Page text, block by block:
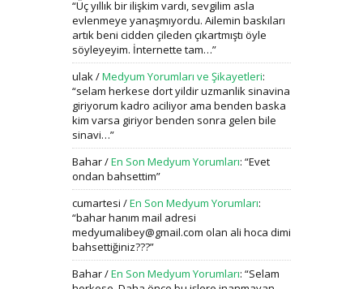
“Üç yıllık bir ilişkim vardı, sevgilim asla
evlenmeye yanaşmıyordu. Ailemin baskıları
artık beni cidden çileden çıkartmıştı öyle
söyleyeyim. İnternette tam…”
ulak/Medyum Yorumları ve Şikayetleri:
“selam herkese dort yildir uzmanlik sinavina
giriyorum kadro aciliyor ama benden baska
kim varsa giriyor benden sonra gelen bile
sinavi…”
Bahar/En Son Medyum Yorumları: “Evet
ondan bahsettim”
cumartesi /En Son Medyum Yorumları:
“bahar hanım mail adresi
medyumalibey@gmail.com olan ali hoca dimi
bahsettiğiniz???”
Bahar/En Son Medyum Yorumları: “Selam